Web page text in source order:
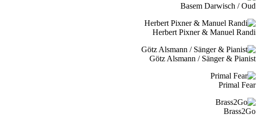
Basem Darwisch / Oud
Herbert Pixner & Manuel Randi
Götz Alsmann / Sänger & Pianist
Primal Fear
Brass2Go